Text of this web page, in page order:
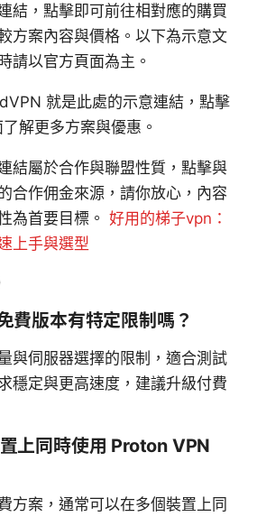
結，點擊即可前往相對應的購買
方案內容與價格。以下為示意文
請以官方頁面為主。
就是此處的示意連結，點擊
解更多方案與優惠。
結屬於合作與聯盟性質，點擊與
合作佣金來源，請你放心，內容
為首要目標。 好用的梯子vpn：
上手與選型
費版本有特定限制嗎？
與伺服器選擇的限制，適合測試
穩定與更高速度，建議升級付費
上同時使用 Proton VPN
方案，通常可以在多個裝置上同